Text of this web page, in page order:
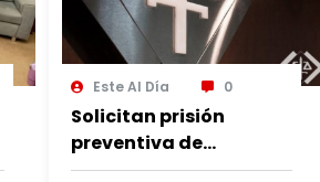
Este Al Día 0
Solicitan prisión
preventiva de
imputado por